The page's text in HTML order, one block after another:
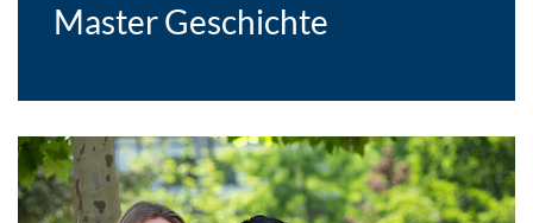
Master Geschichte